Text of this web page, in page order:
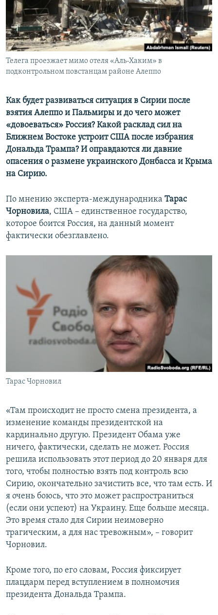
ПОБЕДИТЕЛЕЙ НЕ СУДЯТ?
КРЫМ.НЕПОКОРЕННЫЙ
ELIFBE
УКРАИНСКАЯ ПРОБЛЕМА КРЫМА
ПРИСОЕДИНЯЙТЕСЬ!
Все сайты RFE/RL
Телега проезжает мимо отеля «Аль-Хаким» в
подконтрольном повстанцам районе Алеппо
Как будет развиваться ситуация в Сирии после
взятия Алеппо и Пальмиры и до чего может
«довоеваться» Россия? Какой расклад сил на
Ближнем Востоке устроит США после избрания
Дональда Трампа? И оправдаются ли давние
опасения о размене украинского Донбасса и Крыма
на Сирию.
По мнению эксперта-международника Тарас
Чорновила, США – единственное государство,
которое боится Россия, на данный момент
фактически обезглавлено.
Тарас Чорновил
«Там происходит не просто смена президента, а
изменение команды президентской на
кардинально другую. Президент Обама уже
ничего, фактически, сделать не может. Россия
решила использовать этот период до 20 января для
того, чтобы полностью взять под контроль всю
Сирию, окончательно зачистить все, что там есть. И
я очень боюсь, что это может распространиться
(если они успеют) на Украину. Еще больше месяца.
Это время стало для Сирии неимоверно
трагическим, а для нас тревожным», – говорит
Чорновил.
Кроме того, по его словам, Россия фиксирует
плацдарм перед вступлением в полномочия
президента Дональда Трампа.